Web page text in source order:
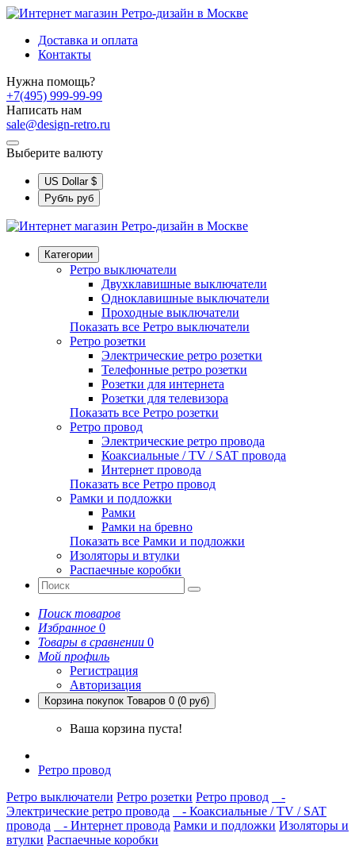
Доставка и оплата
Контакты
Нужна помощь?
+7(495) 999-99-99
Написать нам
sale@design-retro.ru
Выберите валюту
US Dollar $
Рубль руб
Категории
Ретро выключатели
Двухклавишные выключатели
Одноклавишные выключатели
Проходные выключатели
Показать все Ретро выключатели
Ретро розетки
Электрические ретро розетки
Телефонные ретро розетки
Розетки для интернета
Розетки для телевизора
Показать все Ретро розетки
Ретро провод
Электрические ретро провода
Коаксиальные / TV / SAT провода
Интернет провода
Показать все Ретро провод
Рамки и подложки
Рамки
Рамки на бревно
Показать все Рамки и подложки
Изоляторы и втулки
Распаечные коробки
Поиск товаров
Избранное 0
Товары в сравнении 0
Мой профиль
Регистрация
Авторизация
Корзина покупок Товаров 0 (0 руб)
Ваша корзина пуста!
Ретро провод
Ретро выключатели Ретро розетки Ретро провод
-
Электрические ретро провода
- Коаксиальные / TV / SAT
провода
- Интернет провода Рамки и подложки Изоляторы и
втулки Распаечные коробки